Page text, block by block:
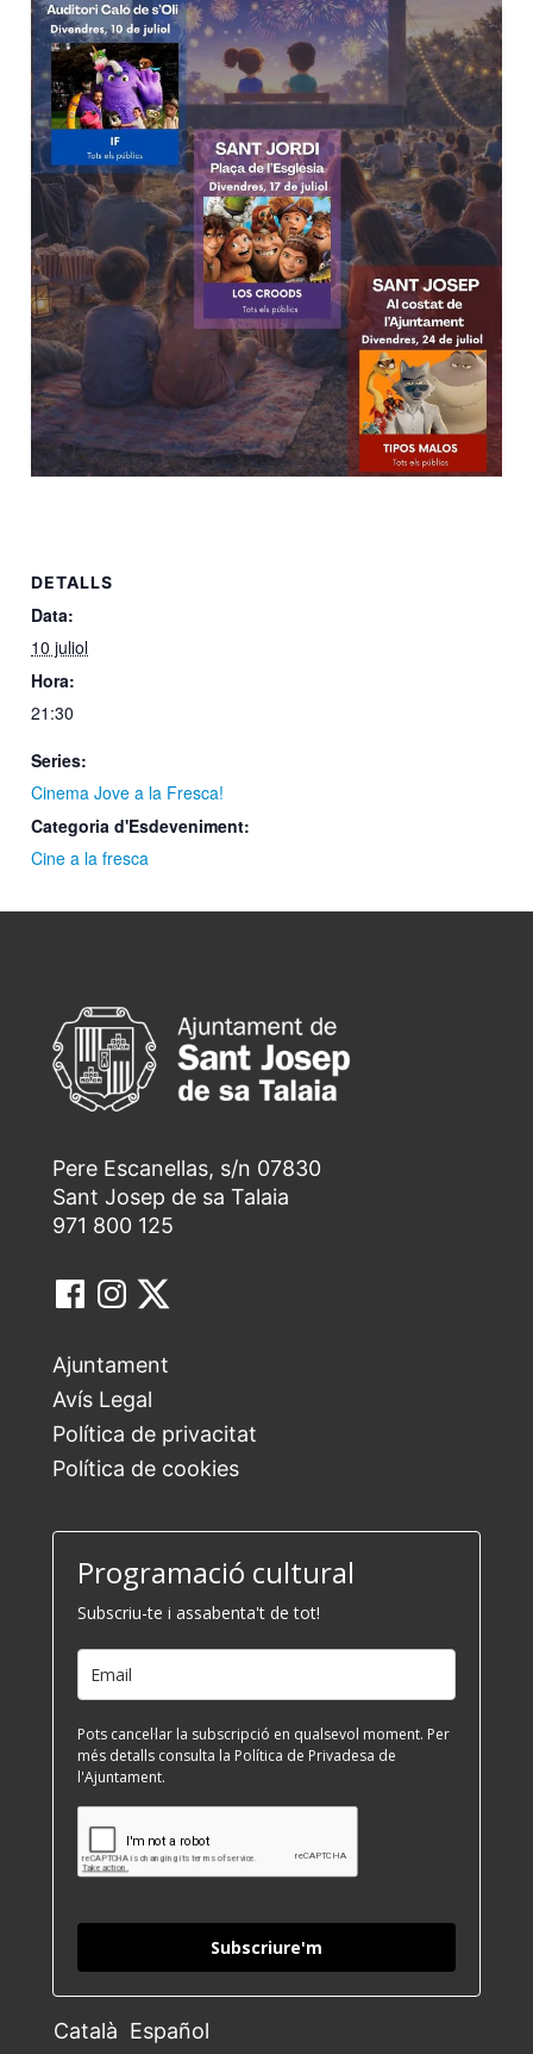
DETALLS
Data:
10 juliol
Hora:
21:30
Series:
Cinema Jove a la Fresca!
Categoria d'Esdeveniment:
Cine a la fresca
Pere Escanellas, s/n 07830
Sant Josep de sa Talaia
971 800 125
Ajuntament
Avís Legal
Política de privacitat
Política de cookies
Programació cultural
Subscriu-te i assabenta't de tot!
Pots cancel·lar la subscripció en qualsevol moment. Per
més detalls consulta la Política de Privadesa de
l'Ajuntament.
Subscriure'm
Català Español